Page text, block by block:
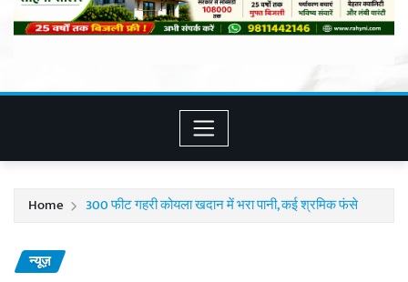
Home 300 फीट गहरी कोयला खदान में भरा पानी, कई श्रमिक फंसे
न्यूज़